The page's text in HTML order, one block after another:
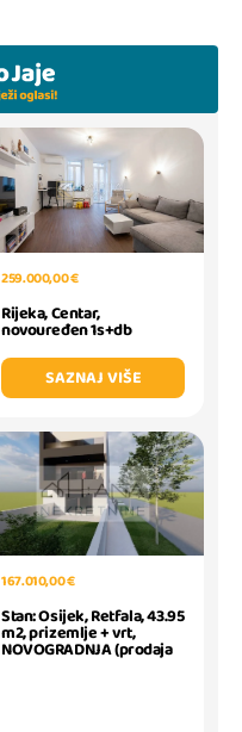
259.000,00 €
Rijeka, Centar,
novouređen 1s+db
SAZNAJ VIŠE
167.010,00 €
Stan: Osijek, Retfala, 43.95
m2, prizemlje + vrt,
NOVOGRADNJA (prodaja